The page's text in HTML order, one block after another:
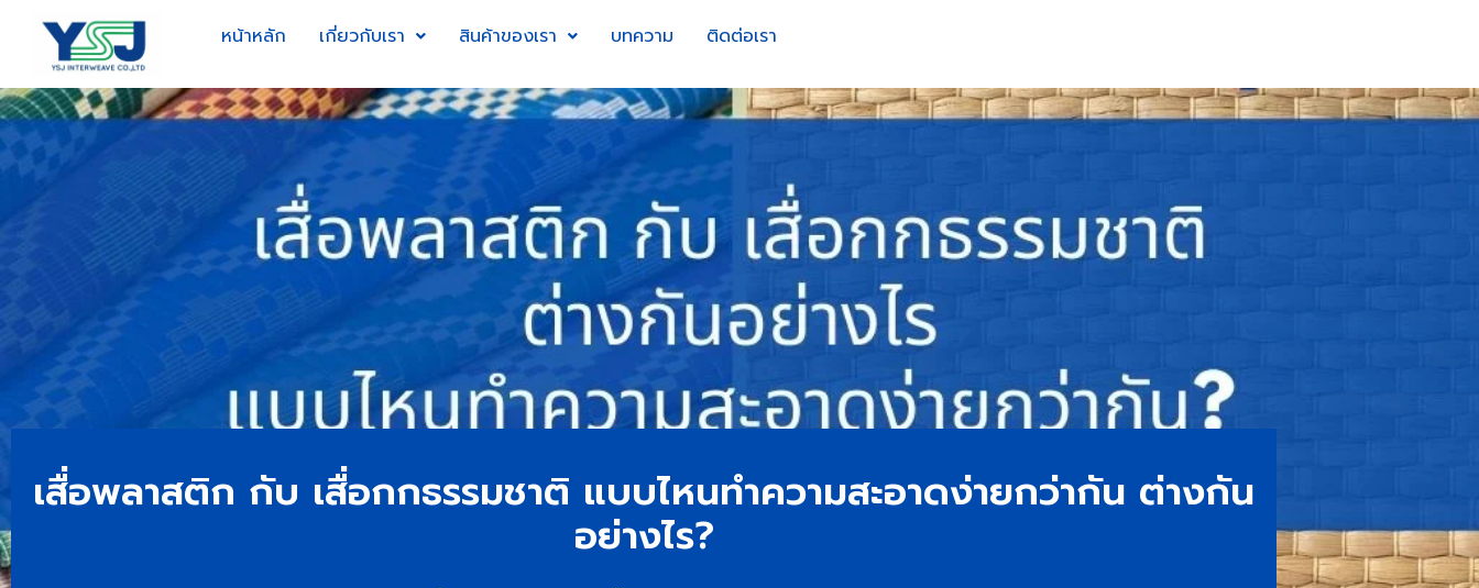
หน้าหลัก เกี่ยวกับเรา สินค้าของเรา บทความ ติดต่อเรา
เสื่อพลาสติก กับ เสื่อกกธรรมชาติ แบบไหนทำความสะอาดง่ายกว่ากัน ต่างกัน
อย่างไร?